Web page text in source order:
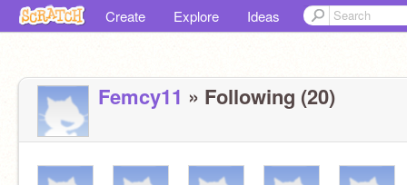
Create Explore Ideas
Femcy11 » Following (20)